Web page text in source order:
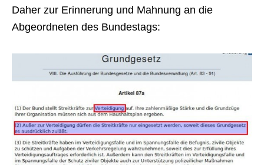
Daher zur Erinnerung und Mahnung an die
Abgeordneten des Bundestags: